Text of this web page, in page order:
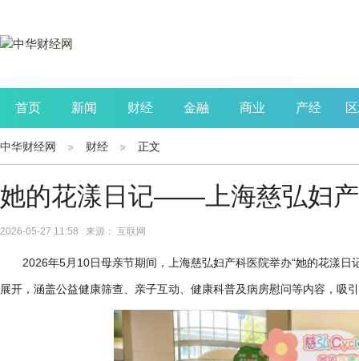
首页 新闻 财经 金融 商业 产经
公司 生活 读书
中华财经网 财经 正文
她的花漾日记——上海慈弘妇
2026-05-27 11:58 来源： 互联网
2026年5月10日母亲节期间，上海慈弘妇产科医院举办“她的花漾
展开，涵盖公益健康筛查、亲子互动、健康科普及病房慰问等内容，吸